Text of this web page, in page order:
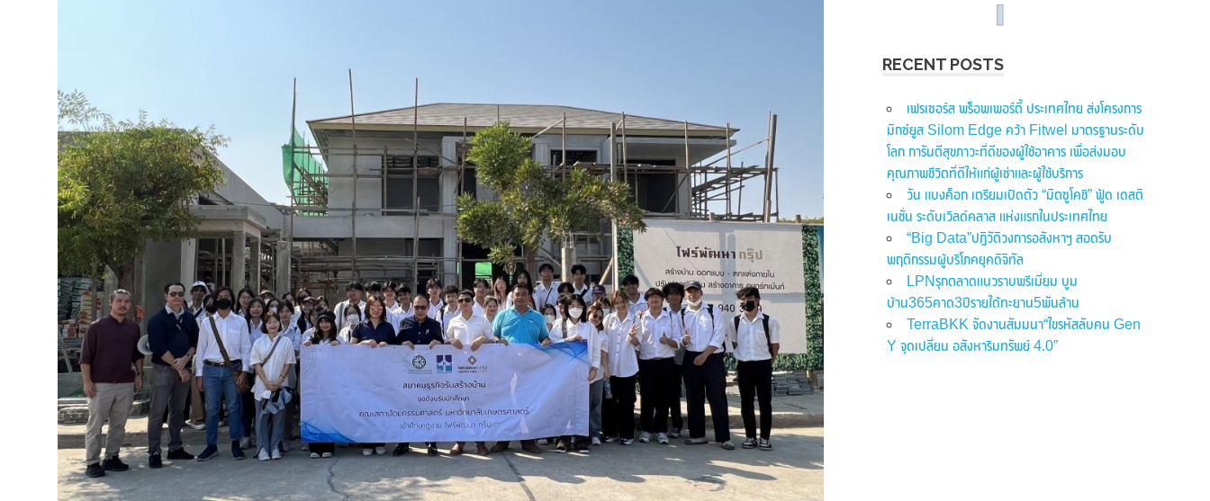
RECENT POSTS
เฟรเซอร์ส พร็อพเพอร์ตี้ ประเทศไทย ส่งโครงการ
มิกซ์ยูส Silom Edge คว้า Fitwel มาตรฐานระดับ
โลก การันตีสุขภาวะที่ดีของผู้ใช้อาคาร เพื่อส่งมอบ
คุณภาพชีวิตที่ดีให้แก่ผู้เช่าและผู้ใช้บริการ
วัน แบงค็อก เตรียมเปิดตัว “มิตซูโคชิ” ฟู้ด เดสติ
เนชั่น ระดับเวิลด์คลาส แห่งแรกในประเทศไทย
“Big Data”ปฏิวัติวงการอสังหาฯ สอดรับ
พฤติกรรมผู้บริโภคยุคดิจิทัล
LPNรุกตลาดแนวราบพรีเมี่ยม บูม
บ้าน365คาด3ปีรายได้ทะยาน5พันล้าน
TerraBKK จัดงานสัมมนา“ไขรหัสลับคน Gen
Y จุดเปลี่ยน อสังหาริมทรัพย์ 4.0”